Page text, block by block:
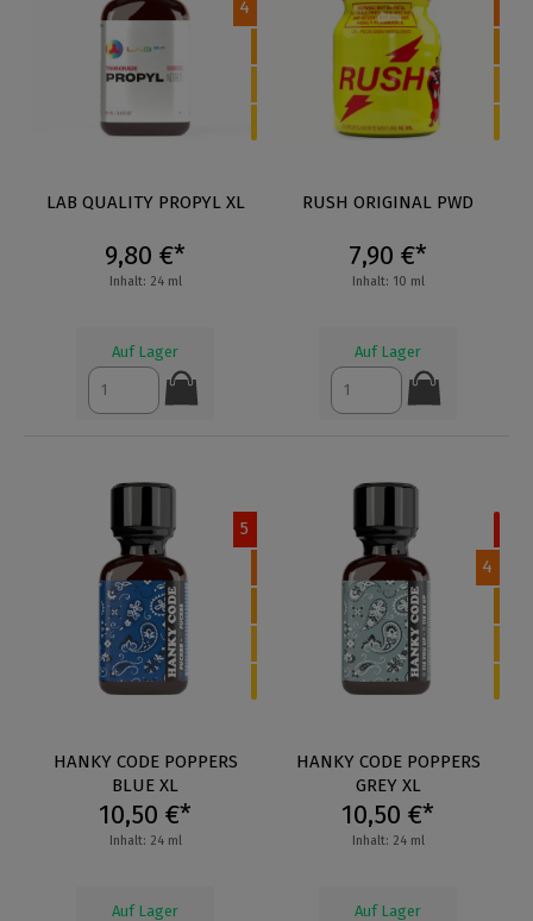
4
LAB QUALITY PROPYL XL
9,80 €*
Inhalt: 24 ml
Auf Lager
RUSH ORIGINAL PWD
7,90 €*
Inhalt: 10 ml
Auf Lager
5
HANKY CODE POPPERS
BLUE XL
10,50 €*
Inhalt: 24 ml
Auf Lager
4
HANKY CODE POPPERS
GREY XL
10,50 €*
Inhalt: 24 ml
Auf Lager